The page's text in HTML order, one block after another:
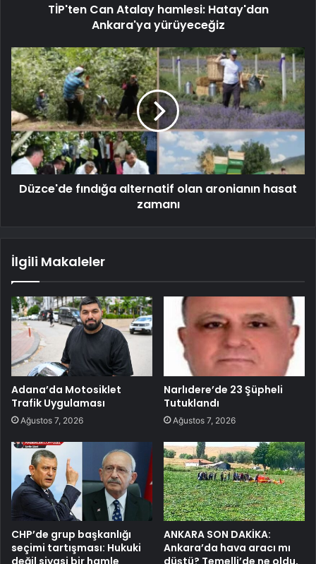
TİP'ten Can Atalay hamlesi: Hatay'dan
Ankara'ya yürüyeceğiz
Düzce'de fındığa alternatif olan aronianın hasat
zamanı
İlgili Makaleler
Adana’da Motosiklet
Trafik Uygulaması
Ağustos 7, 2026
Narlıdere’de 23 Şüpheli
Tutuklandı
Ağustos 7, 2026
CHP’de grup başkanlığı
seçimi tartışması: Hukuki
ANKARA SON DAKİKA:
Ankara’da hava aracı mı